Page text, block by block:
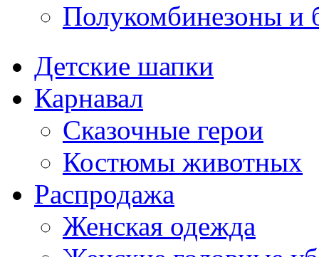
Полукомбинезоны и
Детские шапки
Карнавал
Сказочные герои
Костюмы животных
Распродажа
Женская одежда